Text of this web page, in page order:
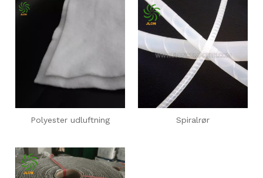
Polyester udluftning Spiralrør